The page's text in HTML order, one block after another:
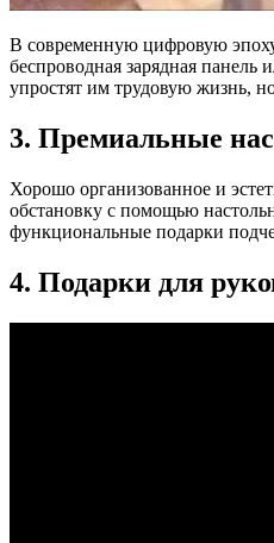
В современную цифровую
беспроводная зарядная
упростят им трудовую жизнь,
3. Премиальные
Хорошо организованное и
обстановку с помощью
функциональные подарки
4. Подарки для